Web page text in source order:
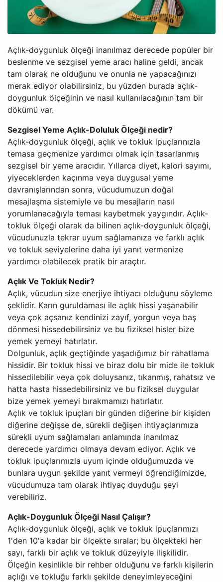
Açlık-doygunluk ölçeği inanılmaz derecede popüler bir
beslenme ve sezgisel yeme aracı haline geldi, ancak
tam olarak ne olduğunu ve onunla ne yapacağınızı
merak ediyor olabilirsiniz, bu yüzden burada açlık-
doygunluk ölçeğinin ve nasıl kullanılacağının tam bir
dökümü var.
Sezgisel Yeme Açlık-Doluluk Ölçeği nedir?
Açlık-doygunluk ölçeği, açlık ve tokluk ipuçlarınızla
temasa geçmenize yardımcı olmak için tasarlanmış
sezgisel bir yeme aracıdır. Yıllarca diyet, kalori sayımı,
yiyeceklerden kaçınma veya duygusal yeme
davranışlarından sonra, vücudumuzun doğal
mesajlaşma sistemiyle ve bu mesajların nasıl
yorumlanacağıyla teması kaybetmek yaygındır. Açlık-
tokluk ölçeği olarak da bilinen açlık-doygunluk ölçeği,
vücudunuzla tekrar uyum sağlamanıza ve farklı açlık
ve tokluk seviyelerine daha iyi yanıt vermenize
yardımcı olabilecek pratik bir araçtır.
Açlık Ve Tokluk Nedir?
Açlık, vücudun size enerjiye ihtiyacı olduğunu söyleme
şeklidir. Karın guruldaması ile açlık hissi yaşanabilir
veya çok açsanız kendinizi zayıf, yorgun veya baş
dönmesi hissedebilirsiniz ve bu fiziksel hisler bize
yemek yemeyi hatırlatır.
Dolgunluk, açlık geçtiğinde yaşadığımız bir rahatlama
hissidir. Bir tokluk hissi ve biraz dolu bir mide ile tokluk
hissedilebilir veya çok doluysanız, tıkanmış, rahatsız ve
hatta hasta hissedebilirsiniz ve bu fiziksel duygular
bize yemek yemeyi bırakmamızı hatırlatır.
Açlık ve tokluk ipuçları bir günden diğerine bir kişiden
diğerine değişse de, sürekli değişen ihtiyaçlarımıza
sürekli uyum sağlamaları anlamında inanılmaz
derecede yardımcı olmaya devam ediyor. Açlık ve
tokluk ipuçlarımızla uyum içinde olduğumuzda ve
bunlara uygun şekilde yanıt vermeyi öğrendiğimizde,
vücudumuza tam olarak ihtiyaç duyduğu şeyi
verebiliriz.
Açlık-Doygunluk Ölçeği Nasıl Çalışır?
Açlık-doygunluk ölçeği, açlık ve tokluk ipuçlarımızı
1'den 10'a kadar bir ölçekte sıralar; bu ölçekteki her
sayı, farklı bir açlık ve tokluk düzeyiyle ilişkilidir.
Ölçeğin kesinlikle bir rehber olduğunu ve farklı kişilerin
açlığı ve tokluğu farklı şekilde deneyimleyeceğini